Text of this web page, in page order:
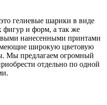
гелиевые шарики в виде
фигур и форм, а так же
нанесенными принтами
широкую цветовую
Мы предлагаем огромный
отдельно по одной